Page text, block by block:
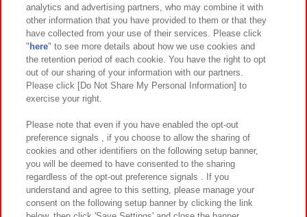
関連会社 サステナビリティ サイトポリシー
プライバシーポリシー ウェブアクセシビリティ方針と検証結果
お取引先さまとともに
カスタマーハラスメント対応方針 よくあるご質問・お問い合わせ
analytics and advertising partners, who may combine it with
other information that you have provided to them or that they
have collected from your use of their services. Please click
" here" to see more details about how we use cookies and
the retention period of each cookie. You have the right to opt
out of our sharing of your information with our partners.
Please click [Do Not Share My Personal Information] to
exercise your right.
Please note that even if you have enabled the opt-out
preference signals , if you choose to allow the sharing of
cookies and other identifiers on the following setup banner,
you will be deemed to have consented to the sharing
regardless of the opt-out preference signals . If you
understand and agree to this setting, please manage your
consent on the following setup banner by clicking the link